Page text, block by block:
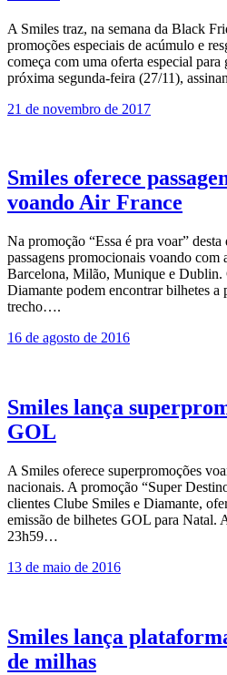
A Smiles traz, na semana da Black
promoções especiais de acúmulo e
começa com uma oferta especial
próxima segunda-feira (27/11),
21 de novembro de 2017
Smiles oferece
voando Air France
Na promoção “Essa é pra voar”
passagens promocionais voando com
Barcelona, Milão, Munique e Dublin.
Diamante podem encontrar bilhetes
trecho….
16 de agosto de 2016
Smiles lança
GOL
A Smiles oferece superpromoções
nacionais. A promoção “Super
clientes Clube Smiles e Diamante,
emissão de bilhetes GOL para Natal.
23h59…
13 de maio de 2016
Smiles lança
de milhas